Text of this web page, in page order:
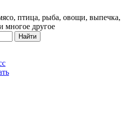
птица, рыба, овощи, выпечка,
многое другое